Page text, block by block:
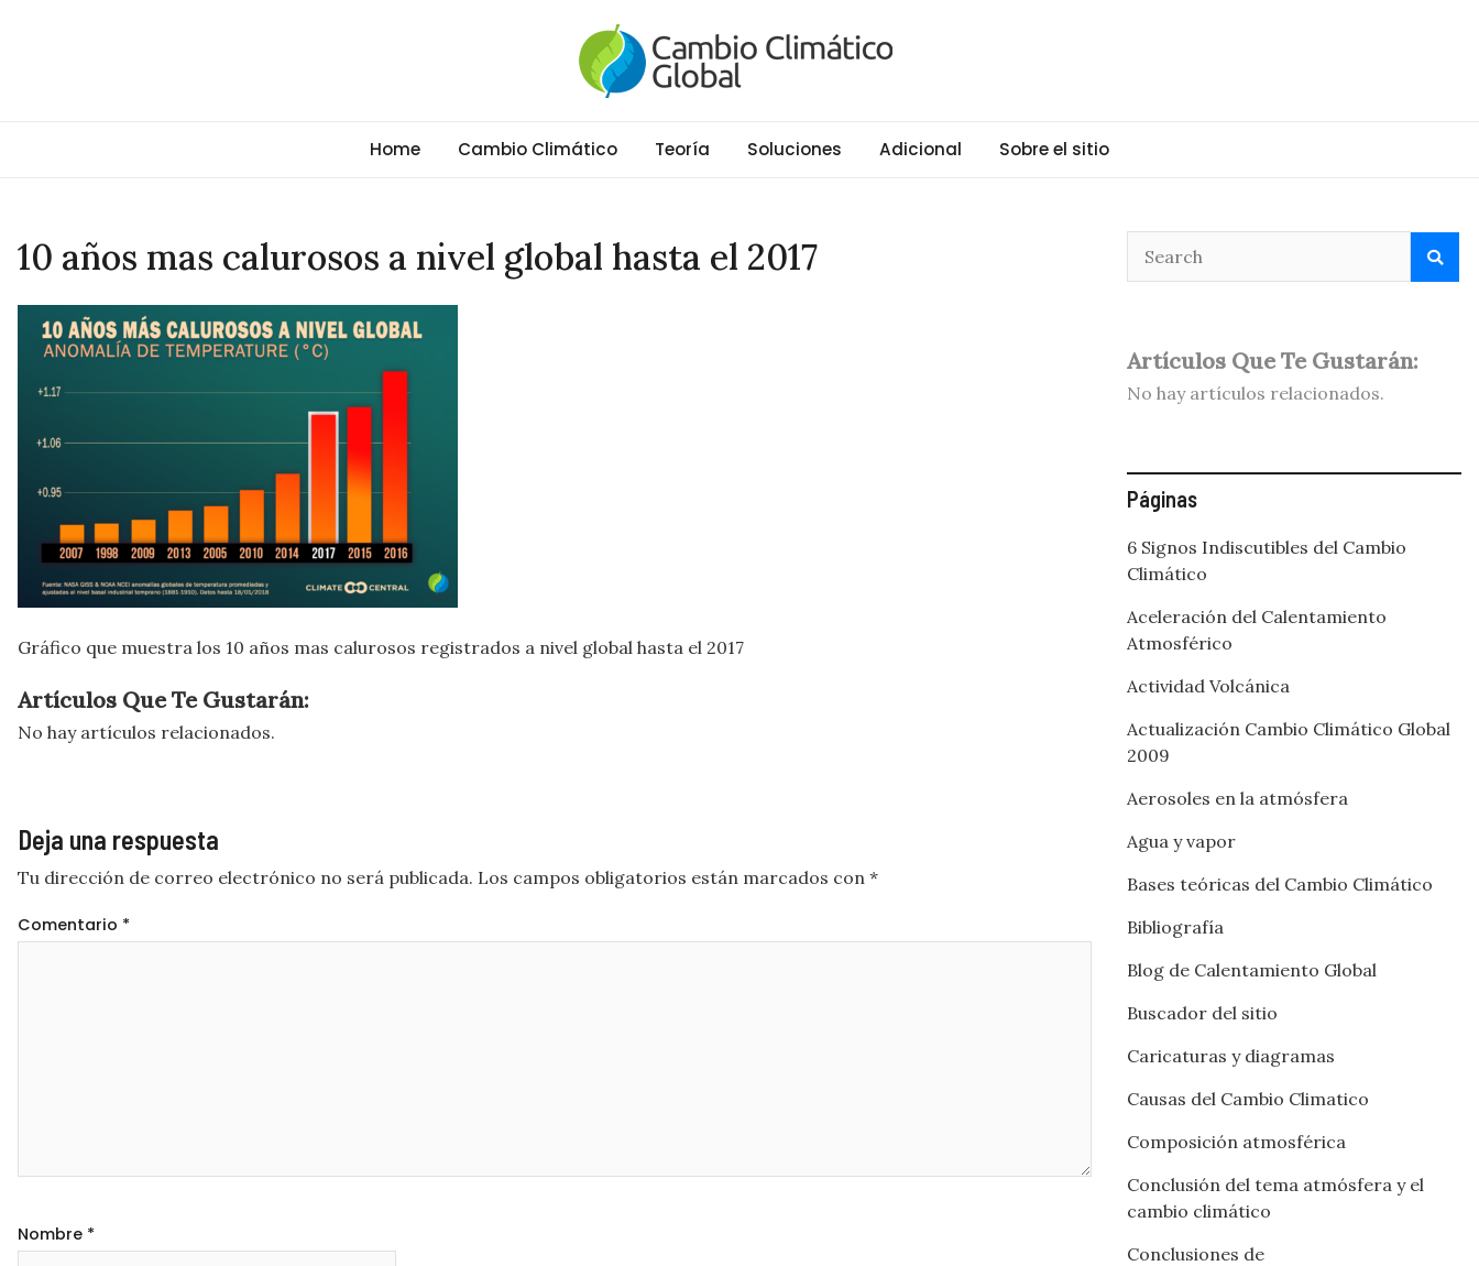
Cambio Climático Global
Home Cambio Climático Teoría Soluciones Adicional Sobre el sitio
10 años mas calurosos a nivel global hasta el 2017
Gráfico que muestra los 10 años mas calurosos registrados a nivel global hasta el 2017
Artículos Que Te Gustarán:
No hay artículos relacionados.
Deja una respuesta
Tu dirección de correo electrónico no será publicada. Los campos obligatorios están marcados con *
Comentario *
Nombre *
Artículos Que Te Gustarán:
No hay artículos relacionados.
Páginas
6 Signos Indiscutibles del Cambio
Climático
Aceleración del Calentamiento
Atmosférico
Actividad Volcánica
Actualización Cambio Climático Global
2009
Aerosoles en la atmósfera
Agua y vapor
Bases teóricas del Cambio Climático
Bibliografía
Blog de Calentamiento Global
Buscador del sitio
Caricaturas y diagramas
Causas del Cambio Climatico
Composición atmosférica
Conclusión del tema atmósfera y el
cambio climático
Conclusiones de